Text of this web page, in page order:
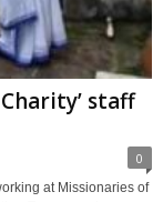
staff
0
at Missionaries of